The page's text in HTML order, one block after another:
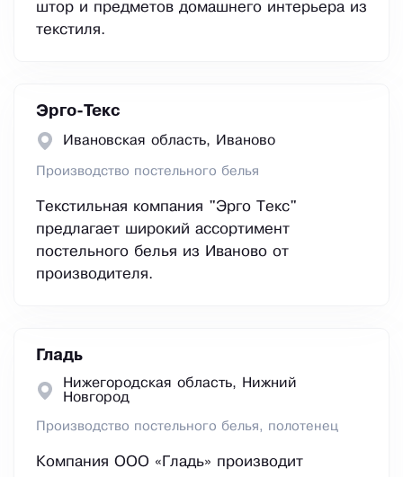
штор и предметов домашнего интерьера из
текстиля.
Эрго-Текс
Ивановская область, Иваново
Производство постельного белья
Текстильная компания "Эрго Текс"
предлагает широкий ассортимент
постельного белья из Иваново от
производителя.
Гладь
Нижегородская область, Нижний
Новгород
Производство постельного белья, полотенец
Компания ООО «Гладь» производит